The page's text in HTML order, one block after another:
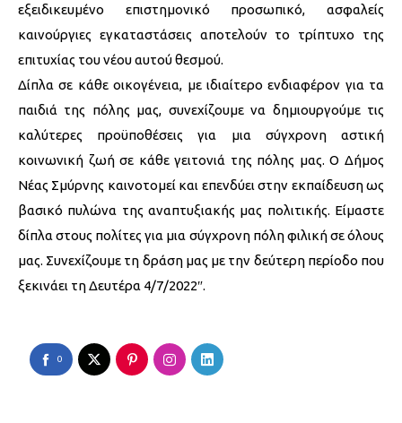
εξειδικευμένο επιστημονικό προσωπικό, ασφαλείς
καινούργιες εγκαταστάσεις αποτελούν το τρίπτυχο της
επιτυχίας του νέου αυτού θεσμού.
Δίπλα σε κάθε οικογένεια, με ιδιαίτερο ενδιαφέρον για τα
παιδιά της πόλης μας, συνεχίζουμε να δημιουργούμε τις
καλύτερες προϋποθέσεις για μια σύγχρονη αστική
κοινωνική ζωή σε κάθε γειτονιά της πόλης μας. Ο Δήμος
Νέας Σμύρνης καινοτομεί και επενδύει στην εκπαίδευση ως
βασικό πυλώνα της αναπτυξιακής μας πολιτικής. Είμαστε
δίπλα στους πολίτες για μια σύγχρονη πόλη φιλική σε όλους
μας. Συνεχίζουμε τη δράση μας με την δεύτερη περίοδο που
ξεκινάει τη Δευτέρα 4/7/2022″.
0